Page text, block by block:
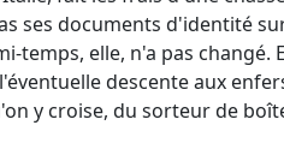
ses documents d'identité
temps, elle, n'a pas
descente aux
y croise, du sorteur de